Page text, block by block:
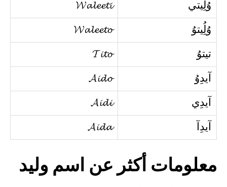
وُلُِيتي 𝓦𝓪𝓵𝓮𝓮𝓽𝓲
وُلُِيتوُ 𝓦𝓪𝓵𝓮𝓮𝓽𝓸
تيتوُ 𝓣𝓲𝓽𝓸
آيدِوُ 𝓐𝓲𝓭𝓸
آيدِي 𝓐𝓲𝓭𝓲
آيدِآ 𝓐𝓲𝓭𝓪
معلومات أكثر عن اسم وليد